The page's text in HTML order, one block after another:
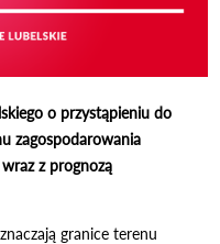
o przystąpieniu do
zagospodarowania
wraz z prognozą
granice terenu